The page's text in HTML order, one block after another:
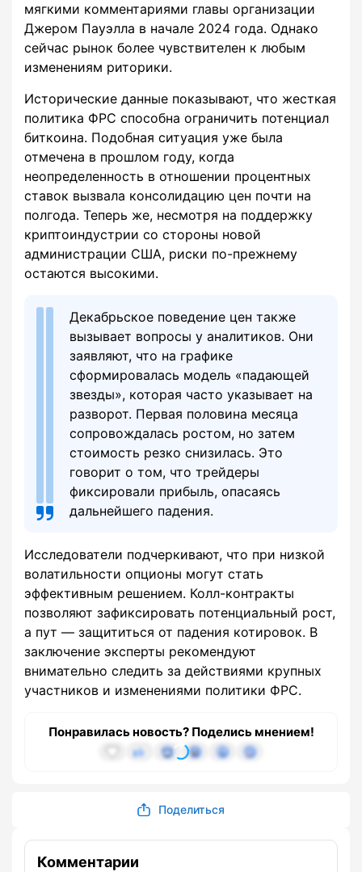
мягкими комментариями главы организации
Джером Пауэлла в начале 2024 года. Однако
сейчас рынок более чувствителен к любым
изменениям риторики.
Исторические данные показывают, что жесткая
политика ФРС способна ограничить потенциал
биткоина. Подобная ситуация уже была
отмечена в прошлом году, когда
неопределенность в отношении процентных
ставок вызвала консолидацию цен почти на
полгода. Теперь же, несмотря на поддержку
криптоиндустрии со стороны новой
администрации США, риски по-прежнему
остаются высокими.
Декабрьское поведение цен также
вызывает вопросы у аналитиков. Они
заявляют, что на графике
сформировалась модель «падающей
звезды», которая часто указывает на
разворот. Первая половина месяца
сопровождалась ростом, но затем
стоимость резко снизилась. Это
говорит о том, что трейдеры
фиксировали прибыль, опасаясь
дальнейшего падения.
Исследователи подчеркивают, что при низкой
волатильности опционы могут стать
эффективным решением. Колл-контракты
позволяют зафиксировать потенциальный рост,
а пут — защититься от падения котировок. В
заключение эксперты рекомендуют
внимательно следить за действиями крупных
участников и изменениями политики ФРС.
Понравилась новость? Поделись мнением!
Поделиться
Комментарии